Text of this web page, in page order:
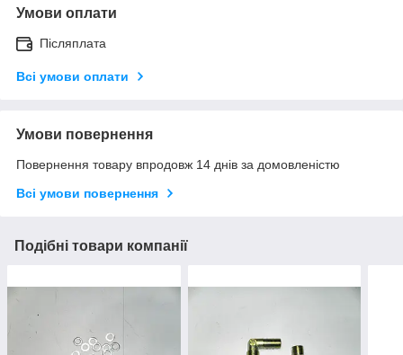
Умови оплати
Післяплата
Всі умови оплати
Умови повернення
Повернення товару впродовж 14 днів за домовленістю
Всі умови повернення
Подібні товари компанії